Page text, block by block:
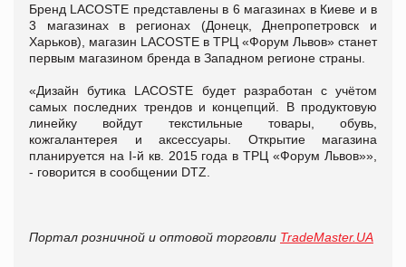
Бренд LACOSTE представлены в 6 магазинах в Киеве и в
3 магазинах в регионах (Донецк, Днепропетровск и
Харьков), магазин LACOSTE в ТРЦ «Форум Львов» станет
первым магазином бренда в Западном регионе страны.
«Дизайн бутика LACOSTE будет разработан с учётом
самых последних трендов и концепций. В продуктовую
линейку войдут текстильные товары, обувь,
кожгалантерея и аксессуары. Открытие магазина
планируется на І-й кв. 2015 года в ТРЦ «Форум Львов»»,
- говорится в сообщении DTZ.
Портал розничной и оптовой торговли TradeMaster.UA